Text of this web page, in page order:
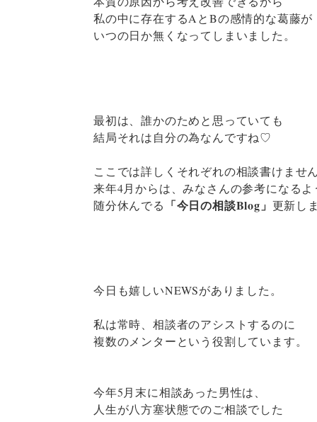
私の中に存在するAとBの感情的な葛藤が
いつの日か無くなってしまいました。
最初は、誰かのためと思っていても
結局それは自分の為なんですね♡
ここでは詳しくそれぞれの相談書けませ
来年4月からは、みなさんの参考になるよ
随分休んでる 「今日の相談Blog」 更新し
今日も嬉しいNEWSがありました。
私は常時、相談者のアシストするのに
複数のメンターという役割しています。
今年5月末に相談あった男性は、
人生が八方塞状態でのご相談でした